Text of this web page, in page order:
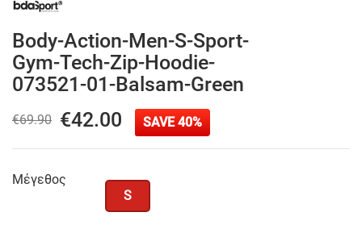
Body-Action-Men-S-Sport-
Gym-Tech-Zip-Hoodie-
073521-01-Balsam-Green
€69.90 €42.00 SAVE 40%
Μέγεθος
S